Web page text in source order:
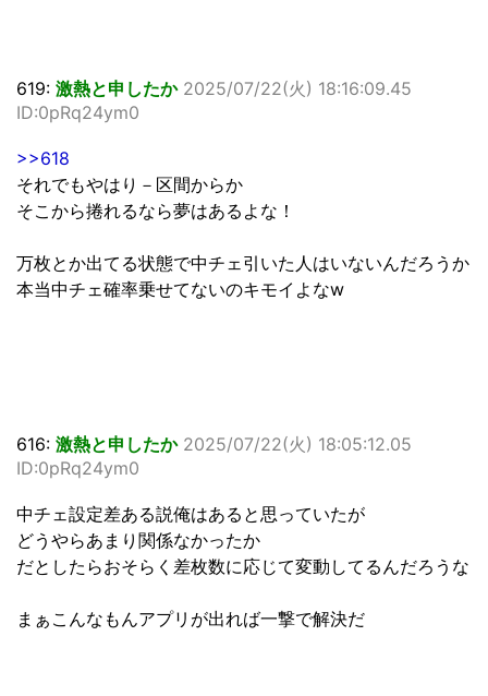
619: 激熱と申したか 2025/07/22(火) 18:16:09.45
ID:0pRq24ym0
>>618
それでもやはり－区間からか
そこから捲れるなら夢はあるよな！
万枚とか出てる状態で中チェ引いた人はいないんだろうか
本当中チェ確率乗せてないのキモイよなw
616: 激熱と申したか 2025/07/22(火) 18:05:12.05
ID:0pRq24ym0
中チェ設定差ある説俺はあると思っていたが
どうやらあまり関係なかったか
だとしたらおそらく差枚数に応じて変動してるんだろうな
まぁこんなもんアプリが出れば一撃で解決だ